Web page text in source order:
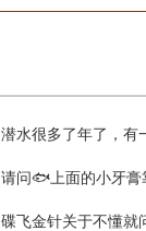
潜水很多了年了，有
请问🐟上面的小牙膏
碟飞金针关于不懂就